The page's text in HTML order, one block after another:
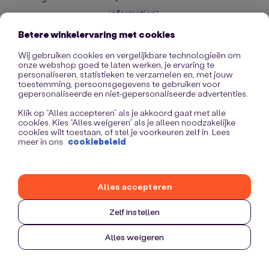
information).
Betere winkelervaring met cookies
Wij gebruiken cookies en vergelijkbare technologieën om
onze webshop goed te laten werken, je ervaring te
personaliseren, statistieken te verzamelen en, met jouw
toestemming, persoonsgegevens te gebruiken voor
gepersonaliseerde en niet-gepersonaliseerde advertenties.
Klik op “Alles accepteren” als je akkoord gaat met alle
cookies. Kies “Alles weigeren” als je alleen noodzakelijke
cookies wilt toestaan, of stel je voorkeuren zelf in. Lees
meer in ons cookiebeleid
Zelf instellen
Alles weigeren
Alles accepteren